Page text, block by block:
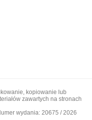
kopiowanie lub
zawartych na stronach
wydania: 20675 / 2026